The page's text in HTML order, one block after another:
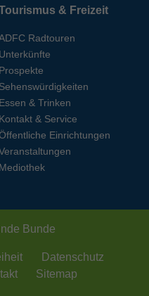
& Freizeit
Radtouren
Unterkünfte
Prospekte
Sehenswürdigkeiten
Essen & Trinken
Kontakt & Service
Einrichtungen
Mediothek
Bunde
Datenschutz
Sitemap